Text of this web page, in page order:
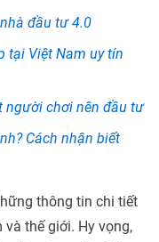
đầu tư 4.0
tại Việt Nam uy tín
người chơi nên đầu tư
Cách nhận biết
thông tin chi tiết
thế giới. Hy vọng,